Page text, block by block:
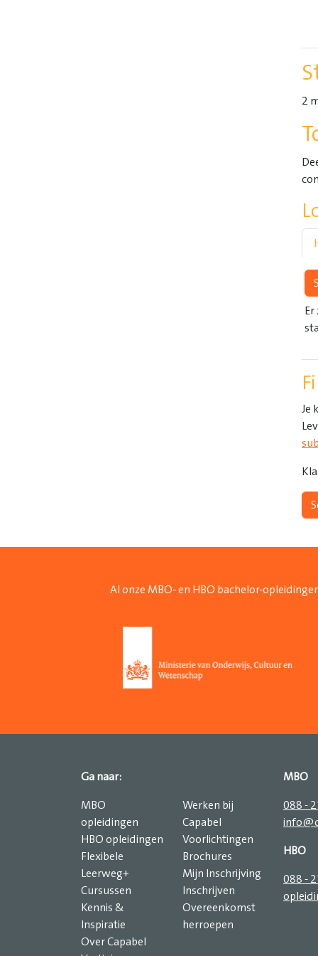
2
Je
Al onze MBO- en HBO bachelor-
Ga naar:
MBO
opleidingen
HBO opleidingen
Flexibele
Leerweg+
Cursussen
Kennis &
Inspiratie
Over Capabel
Werken bij
Capabel
Voorlichtingen
Brochures
Mijn Inschrijving
Inschrijven
Overeenkomst
herroepen
MBO
088 -
HBO
088 -